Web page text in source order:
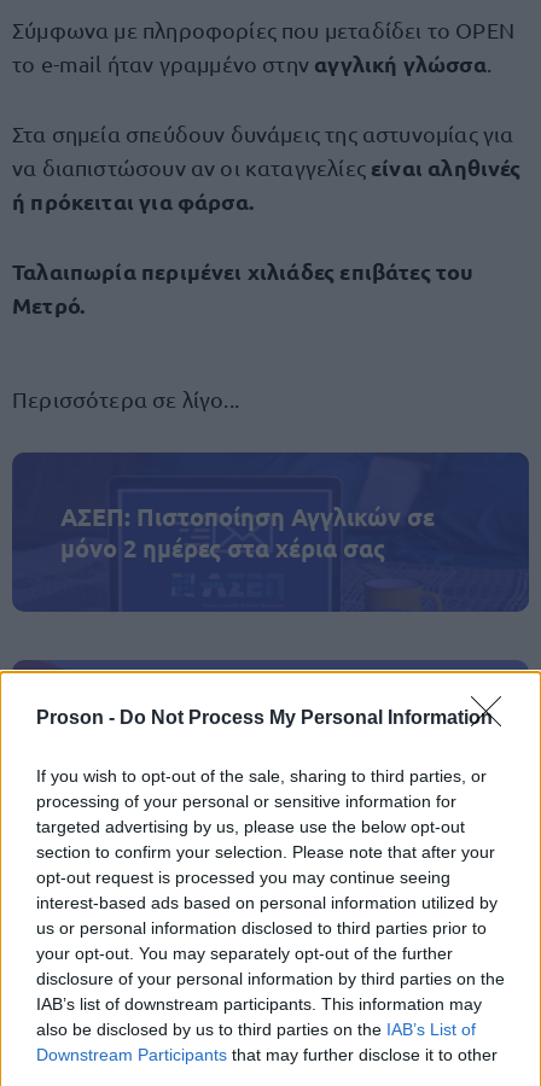
Proson - Do Not Process My Personal Information
If you wish to opt-out of the sale, sharing to third parties, or
processing of your personal or sensitive information for
targeted advertising by us, please use the below opt-out
section to confirm your selection. Please note that after your
opt-out request is processed you may continue seeing
interest-based ads based on personal information utilized by
us or personal information disclosed to third parties prior to
your opt-out. You may separately opt-out of the further
disclosure of your personal information by third parties on the
IAB’s list of downstream participants. This information may
also be disclosed by us to third parties on the IAB’s List of
Downstream Participants that may further disclose it to other
Σύμφωνα με πληροφορίες που μεταδίδει το OPEN
το e-mail ήταν γραμμένο στην αγγλική γλώσσα
Στα σημεία σπεύδουν δυνάμεις της αστυνομίας για
να διαπιστώσουν αν οι καταγγελίες είναι αληθινές
ή πρόκειται για φάρσα.
Ταλαιπωρία περιμένει χιλιάδες επιβάτες του
Μετρό.
Περισσότερα σε λίγο...
ΑΣΕΠ: Πιστοποίηση Αγγλικών σε
μόνο 2 ημέρες στα χέρια σας
ΑΣΕΠ: Εξ αποστάσεως η πιο Εύκολη
μέρες
Μάθε πρώτος όλες τις σημαντικές
ειδήσεις.
Βάλε το proson.gr στα αποτελέσματα
αναζήτησης της Google